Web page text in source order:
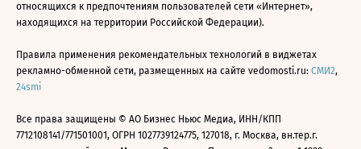
относящихся к предпочтениям пользователей сети «Интернет»,
находящихся на территории Российской Федерации).
Правила применения рекомендательных технологий в виджетах
рекламно-обменной сети, размещенных на сайте vedomosti.ru: СМИ2,
24smi
Все права защищены © АО Бизнес Ньюс Медиа, ИНН/КПП
7712108141/771501001, ОГРН 1027739124775, 127018, г. Москва, вн.тер.г.